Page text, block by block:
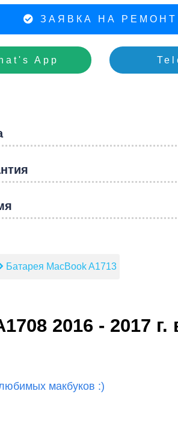
ЗАЯВКА НА РЕМОНТ
App
Батарея MacBook A1713
2016 - 2017 г.
макбуков :)